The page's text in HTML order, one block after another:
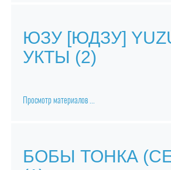
Стручки ванили, Мадагаскар
Стручки ванили
ЮЗУ [ЮДЗУ]
УКТЫ (2)
Просмотр материалов ...
БОБЫ ТОНКА